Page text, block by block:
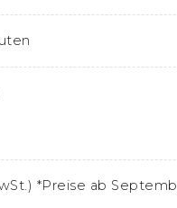
*Preise ab